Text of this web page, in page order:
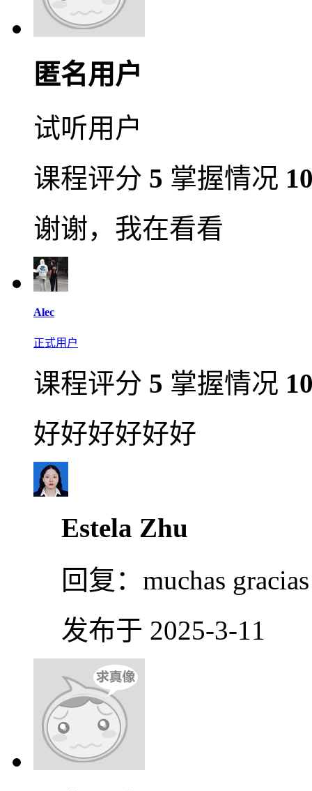
匿名用户
试听用户
课程评分 5 掌握情况
谢谢，我在看看
Alec
正式用户
课程评分 5 掌握情况
好好好好好好
Estela Zhu
回复： muchas gracias
发布于 2025-3-11